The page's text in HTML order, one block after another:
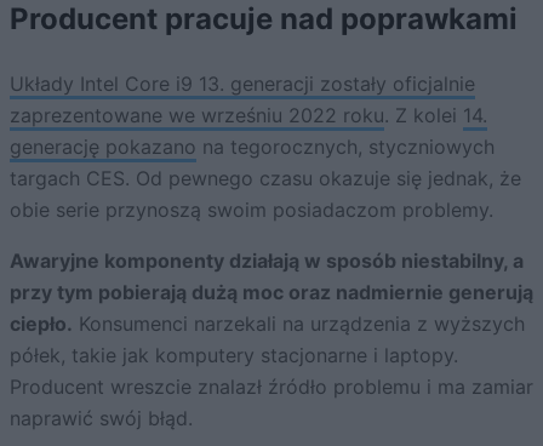
Producent pracuje nad poprawkami
Układy Intel Core i9 13. generacji zostały oficjalnie
zaprezentowane we wrześniu 2022 roku. Z kolei 14.
generację pokazano na tegorocznych, styczniowych
targach CES. Od pewnego czasu okazuje się jednak, że
obie serie przynoszą swoim posiadaczom problemy.
Awaryjne komponenty działają w sposób niestabilny, a
przy tym pobierają dużą moc oraz nadmiernie generują
ciepło. Konsumenci narzekali na urządzenia z wyższych
półek, takie jak komputery stacjonarne i laptopy.
Producent wreszcie znalazł źródło problemu i ma zamiar
naprawić swój błąd.